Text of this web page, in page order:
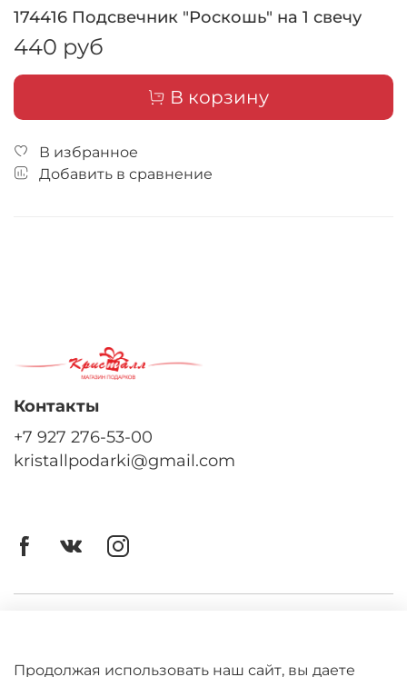
174416 Подсвечник "Роскошь" на 1 свечу
440 руб
В корзину
В избранное
Добавить в сравнение
Контакты
+7 927 276-53-00
kristallpodarki@gmail.com
Продолжая использовать наш сайт, вы даете